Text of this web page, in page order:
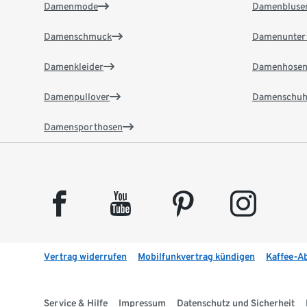
Damenmode
Damenschmuck
Damenkleider
Damenpullover
Damensporthosen
Damenhosen
facebook youtube pinterest instagram
Vertrag widerrufen Mobilfunkvertrag kündigen Kaffee-
Service & Hilfe Impressum Datenschutz und Sicherheit